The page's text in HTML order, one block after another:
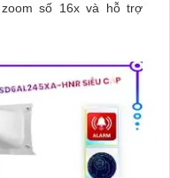
số 16x và hỗ trợ